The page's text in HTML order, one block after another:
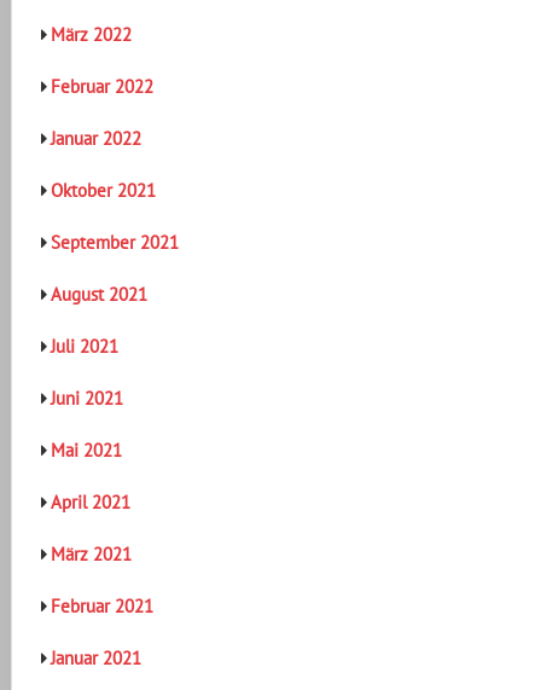
März 2022
Februar 2022
Januar 2022
Oktober 2021
September 2021
August 2021
Juli 2021
Juni 2021
Mai 2021
April 2021
März 2021
Februar 2021
Januar 2021